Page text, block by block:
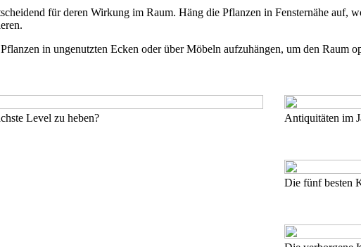
für deren Wirkung im Raum. Häng die Pflanzen in Fensternähe auf,
in ungenutzten Ecken oder über Möbeln aufzuhängen, um den Raum
Level zu heben? Antiquitäten im
Die fünf besten